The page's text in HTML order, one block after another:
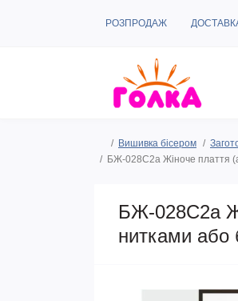
РОЗПРОДАЖ
Вишивка бісером
БЖ-028С2а Жіноче плаття
БЖ-028С2а
нитками або